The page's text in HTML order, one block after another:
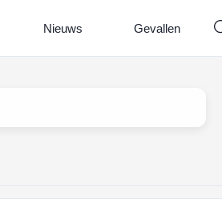
Nieuws Gevallen